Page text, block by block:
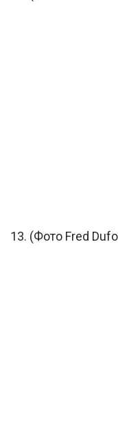
13. (Фото Fred